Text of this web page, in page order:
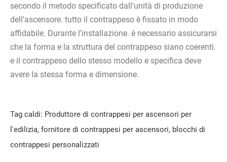
secondo il metodo specificato dall'unità di produzione
dell'ascensore. tutto il contrappeso è fissato in modo
affidabile. Durante l'installazione. è necessario assicurarsi
che la forma e la struttura del contrappeso siano coerenti.
e il contrappeso dello stesso modello e specifica deve
avere la stessa forma e dimensione.
Tag caldi: Produttore di contrappesi per ascensori per
l'edilizia, fornitore di contrappesi per ascensori, blocchi di
contrappesi personalizzati